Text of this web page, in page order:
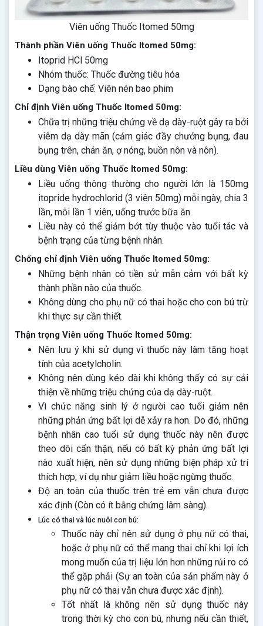
Viên uống Thuốc Itomed 50mg
Thành phần Viên uống Thuốc Itomed 50mg:
Itoprid HCl 50mg
Nhóm thuốc: Thuốc đường tiêu hóa
Dạng bào chế: Viên nén bao phim
Chỉ định Viên uống Thuốc Itomed 50mg:
Chữa trị những triệu chứng về dạ dày-ruột gây ra bởi
viêm dạ dày mãn (cảm giác đầy chướng bụng, đau
bụng trên, chán ăn, ợ nóng, buồn nôn và nôn).
Liều dùng Viên uống Thuốc Itomed 50mg:
Liều uống thông thường cho người lớn là 150mg
itopride hydrochlorid (3 viên 50mg) mỗi ngày, chia 3
lần, mỗi lần 1 viên, uống trước bữa ăn.
Liều này có thể giảm bớt tùy thuộc vào tuổi tác và
bệnh trạng của từng bệnh nhân.
Chống chỉ định Viên uống Thuốc Itomed 50mg:
Những bệnh nhân có tiền sử mẫn cảm với bất kỳ
thành phần nào của thuốc.
Không dùng cho phụ nữ có thai hoặc cho con bú trừ
khi thực sự cần thiết.
Thận trọng Viên uống Thuốc Itomed 50mg:
Nên lưu ý khi sử dụng vì thuốc này làm tăng hoạt
tính của acetylcholin.
Không nên dùng kéo dài khi không thấy có sự cải
thiện về những triệu chứng của dạ dày-ruột.
Vì chức năng sinh lý ở người cao tuổi giảm nên
những phản ứng bất lợi dễ xảy ra hơn. Do đó, những
bệnh nhân cao tuổi sử dụng thuốc này nên được
theo dõi cẩn thận, nếu có bất kỳ phản ứng bất lợi
nào xuất hiện, nên sử dụng những biện pháp xử trí
thích hợp, ví dụ như giảm liều hoặc ngừng thuốc.
Độ an toàn của thuốc trên trẻ em vẫn chưa được
xác định (Còn có ít bằng chứng lâm sàng).
Lúc có thai và lúc nuôi con bú:
Thuốc này chỉ nên sử dụng ở phụ nữ có thai,
hoặc ở phụ nữ có thể mang thai chỉ khi lợi ích
mong muốn của trị liệu lớn hơn những rủi ro có
thể gặp phải (Sự an toàn của sản phẩm này ở
phụ nữ có thai vẫn chưa được xác định).
Tốt nhất là không nên sử dụng thuốc này
trong thời kỳ cho con bú, nhưng nếu cần thiết,